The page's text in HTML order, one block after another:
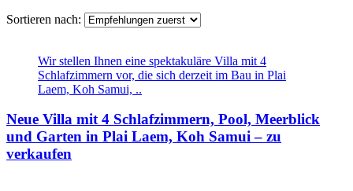
Sortieren nach:
Wir stellen Ihnen eine spektakuläre Villa mit 4
Schlafzimmern vor, die sich derzeit im Bau in Plai
Laem, Koh Samui, ..
Neue Villa mit 4 Schlafzimmern, Pool, Meerblick
und Garten in Plai Laem, Koh Samui – zu
verkaufen